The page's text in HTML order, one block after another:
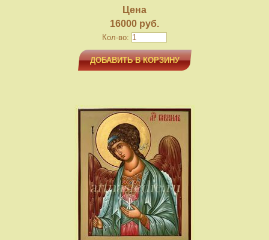
Цена
16000 руб.
Кол-во:
ДОБАВИТЬ В КОРЗИНУ